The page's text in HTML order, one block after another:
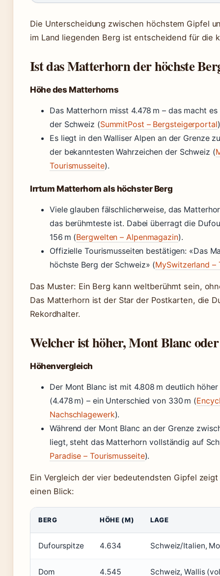
Die Unterscheidung zwischen höchstem Gipfel
im Land liegenden Berg ist entscheidend für die
Ist das Matterhorn der höchste
Höhe des Matterhorns
Das Matterhorn misst 4.478 m – das macht
der Schweiz (SummitPost – Bergsteigerportal
Es liegt in den Walliser Alpen an der Grenze
der bekanntesten Wahrzeichen der Schweiz (
Tourismusseite).
Irrtum Matterhorn als höchster Berg
Viele glauben fälschlicherweise, das
das berühmteste ist. Dabei überragt die
156 m (Bergwelten – Alpenmagazin).
Offizielle Tourismusseiten bestätigen: «Das
höchste Berg der Schweiz» (MySwitzerland –
Das Muster: Ein Berg kann weltberühmt sein,
Das Matterhorn ist der Star der Postkarten, die
Rekordhalter.
Welcher ist höher, Mont Blanc
Höhenvergleich
Der Mont Blanc ist mit 4.808 m deutlich
(4.478 m) – ein Unterschied von 330 m (
Nachschlagewerk).
Während der Mont Blanc an der Grenze
liegt, steht das Matterhorn vollständig auf
Paradise – Tourismusseite).
Ein Vergleich der vier bedeutendsten Gipfel
einen Blick:
BERG HÖHE (M) LAGE
Dufourspitze 4.634 Schweiz/Italien,
Dom 4.545 Schweiz, Wallis